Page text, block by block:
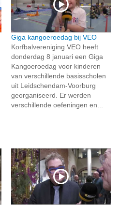
Giga kangoeroedag bij VEO
Korfbalvereniging VEO heeft
donderdag 8 januari een Giga
Kangoeroedag voor kinderen
van verschillende basisscholen
uit Leidschendam-Voorburg
georganiseerd. Er werden
verschillende oefeningen en...